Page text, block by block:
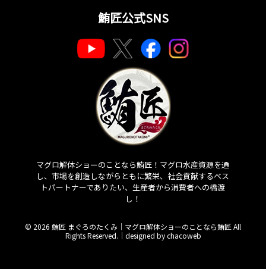
鮪匠公式SNS
マグロ解体ショーのことなら鮪匠！マグロ水産資源を通
し、市場を創造しながらともに繁栄、社会貢献するベス
トパートナーでありたい、生産者から消費者への橋渡
し！
© 2026 鮪匠 まぐろのたくみ｜マグロ解体ショーのことなら鮪匠 All
Rights Reserved.｜ designed by chacoweb